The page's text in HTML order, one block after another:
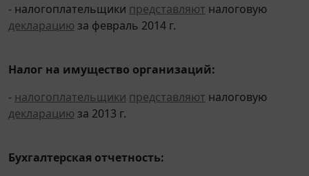
- налогоплательщики представляют налоговую
декларацию за февраль 2014 г.
Налог на имущество организаций:
- налогоплательщики представляют налоговую
декларацию за 2013 г.
Бухгалтерская отчетность: